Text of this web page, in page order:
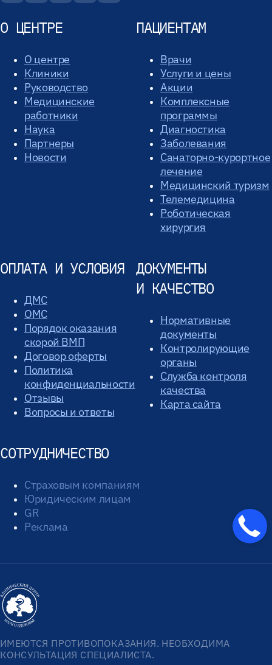
О ЦЕНТРЕ
О центре
Клиники
Руководство
Медицинские
работники
Наука
Партнеры
Новости
ПАЦИЕНТАМ
Врачи
Услуги и цены
Акции
Комплексные
программы
Диагностика
Заболевания
Санаторно-курортное
лечение
Медицинский туризм
Телемедицина
Роботическая
хирургия
ОПЛАТА И УСЛОВИЯ
ДМС
ОМС
Порядок оказания
скорой ВМП
Договор оферты
Политика
конфиденциальности
Отзывы
Вопросы и ответы
ДОКУМЕНТЫ
И КАЧЕСТВО
Нормативные
документы
Контролирующие
органы
Служба контроля
качества
Карта сайта
СОТРУДНИЧЕСТВО
Страховым компаниям
Юридическим лицам
GR
Реклама
ИМЕЮТСЯ ПРОТИВОПОКАЗАНИЯ. НЕОБХОДИМА
КОНСУЛЬТАЦИЯ СПЕЦИАЛИСТА.